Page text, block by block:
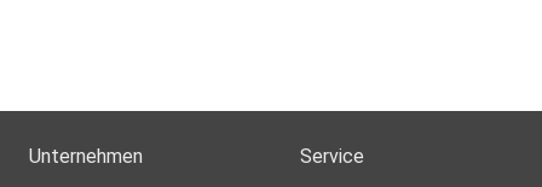
Unternehmen Service